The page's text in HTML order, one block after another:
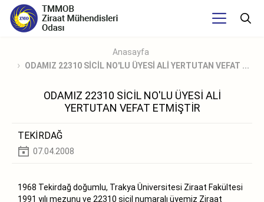
Anasayfa
ODAMIZ 22310 SİCİL NO'LU ÜYESİ ALİ YERTUTAN VEFAT ...
ODAMIZ 22310 SİCİL NO'LU ÜYESİ ALİ
YERTUTAN VEFAT ETMİŞTİR
TEKİRDAĞ
07.04.2008
1968 Tekirdağ doğumlu, Trakya Üniversitesi Ziraat Fakültesi
1991 yılı mezunu ve 22310 sicil numaralı üyemiz Ziraat